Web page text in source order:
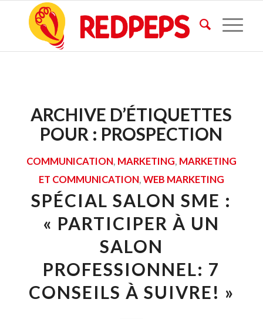
ARCHIVE D’ÉTIQUETTES
POUR : PROSPECTION
COMMUNICATION, MARKETING, MARKETING
ET COMMUNICATION, WEB MARKETING
SPÉCIAL SALON SME :
« PARTICIPER À UN
SALON
PROFESSIONNEL: 7
CONSEILS À SUIVRE! »